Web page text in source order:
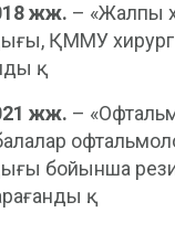
жж. – «Жалпы
ҚММУ хирург
қ.
жж. –
бойынша
қ.